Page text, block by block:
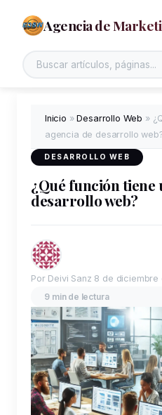
Agencia de
Inicio »Desarrollo Web »
agencia de desarrollo
DESARROLLO WEB
¿Qué función tiene
desarrollo web?
Por Deivi Sanz 8 de diciembre
9 min de lectura